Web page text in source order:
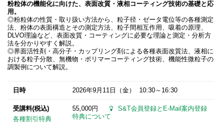
粉粒体の機能化に向けた、表面改質・液相コーティング技術の基礎と応
用。
◎粉粒体の性質・取り扱い方法から、粒子径・ゼータ電位等の各種測定
法、粉体の表面構造とその測定方法、粒子間相互作用、吸着の原理、
DLVO理論など、表面改質・コーティングに必要な理論と測定・分析方
法を分かりやすく解説。
◎界面活性剤・高分子・カップリング剤による各種表面改質法、液相に
おける粒子分散、無機物・ポリマーコーティング技術、機能性微粒子の
調製例について解説。
日時 2026年9月11日 （金） 10:30～16:30
受講料(税込)
各種割引特典
55,000円
S&T会員登録とE-Mail案内登録
特典について